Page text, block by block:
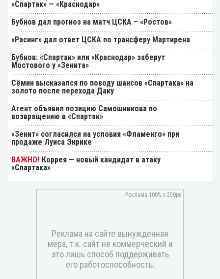
«Спартак» — «Краснодар»
Бубнов дал прогноз на матч ЦСКА – «Ростов»
«Расинг» дал ответ ЦСКА по трансферу Мартирена
Бубнов: «Спартак» или «Краснодар» заберут
Мостового у «Зенита»
Cёмин высказался по поводу шансов «Спартака» на
золото после перехода Даку
Агент объявил позицию Самошникова по
возвращению в «Спартак»
«Зенит» согласился на условия «Фламенго» при
продаже Луиса Энрике
Коррея — новый кандидат в атаку
«Спартака»